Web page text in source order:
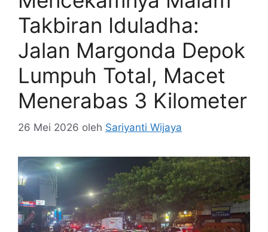
Takbiran Iduladha:
Jalan Margonda Depok
Lumpuh Total, Macet
Menerabas 3 Kilometer
26 Mei 2026 oleh Sariyanti Wijaya